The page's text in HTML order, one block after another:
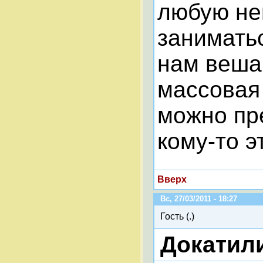
любую
нам
можно
кому-то
Вверх
Вс, 27/03/2011 - 18:27
Гость (.)